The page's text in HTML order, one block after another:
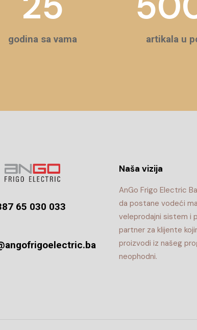
godina sa vama artikala u
65 030 033
Naša vizija
AnGo Frigo Electric
da postane vodeći
veleprodajni sistem i
partner za klijente
proizvodi iz našeg
neophodni.